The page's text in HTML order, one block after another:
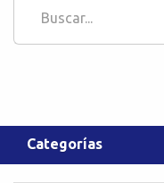
Categorías